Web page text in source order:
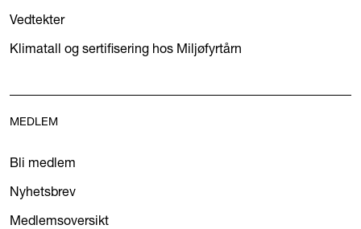
Vedtekter
Klimatall og sertifisering hos Miljøfyrtårn
MEDLEM
Bli medlem
Nyhetsbrev
Medlemsoversikt